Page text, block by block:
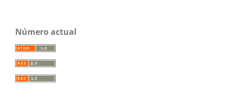
Número actual